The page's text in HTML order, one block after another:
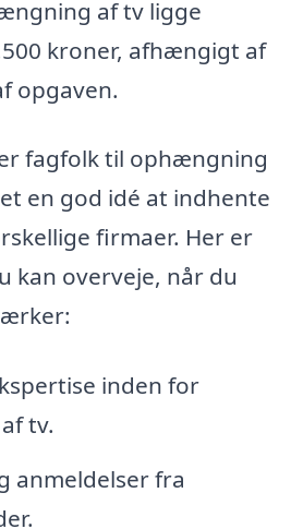
af tv ligge
kroner, afhængigt af
opgaven.
fagfolk til ophængning
en god idé at indhente
firmaer. Her er
kan overveje, når du
inden for
tv.
anmeldelser fra